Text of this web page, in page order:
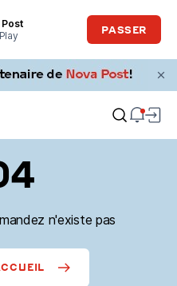
Post
PASSER
n'existe pas